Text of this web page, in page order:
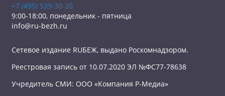
+7 (495) 539-30-20
9:00-18:00, понедельник - пятница
info@ru-bezh.ru
Сетевое издание RUБЕЖ, выдано Роскомнадзором.
Реестровая запись от 10.07.2020 ЭЛ №ФС77-78638
Учредитель СМИ: ООО «Компания Р-Медиа»